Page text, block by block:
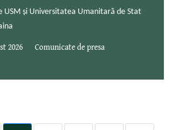
USM și Universitatea Umanitară de Stat
2026 Comunicate de presa